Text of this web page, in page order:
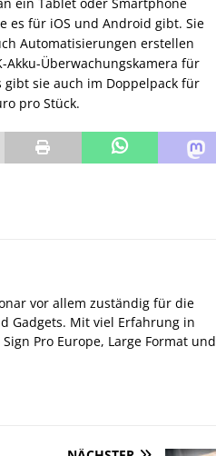
es für iOS und Android gibt. Sie
Automatisierungen erstellen
Akku-Überwachungskamera für
gibt sie auch im Doppelpack für
pro Stück.
vor allem zuständig für die
Gadgets. Mit viel Erfahrung in
Pro Europe, Large Format und